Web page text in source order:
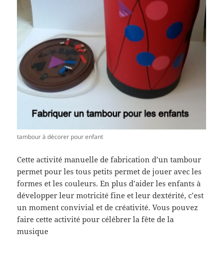
tambour à décorer pour enfant
Cette activité manuelle de fabrication d’un tambour
permet pour les tous petits permet de jouer avec les
formes et les couleurs. En plus d’aider les enfants à
développer leur motricité fine et leur dextérité, c’est
un moment convivial et de créativité. Vous pouvez
faire cette activité pour célébrer la fête de la
musique